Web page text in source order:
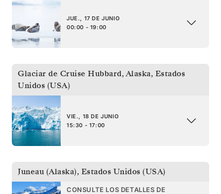
JUE., 17 DE JUNIO
00:00 - 19:00
Glaciar de Cruise Hubbard, Alaska, Estados
Unidos (USA)
VIE., 18 DE JUNIO
15:30 - 17:00
Juneau (Alaska), Estados Unidos (USA)
CONSULTE LOS DETALLES DE